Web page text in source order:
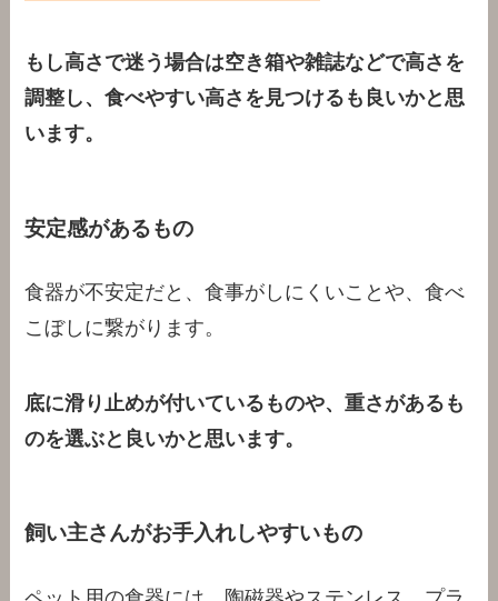
もし高さで迷う場合は空き箱や雑誌などで高さを
調整し、食べやすい高さを見つけるも良いかと思
います。
安定感があるもの
食器が不安定だと、食事がしにくいことや、食べ
こぼしに繋がります。
底に滑り止めが付いているものや、重さがあるも
のを選ぶと良いかと思います。
飼い主さんがお手入れしやすいもの